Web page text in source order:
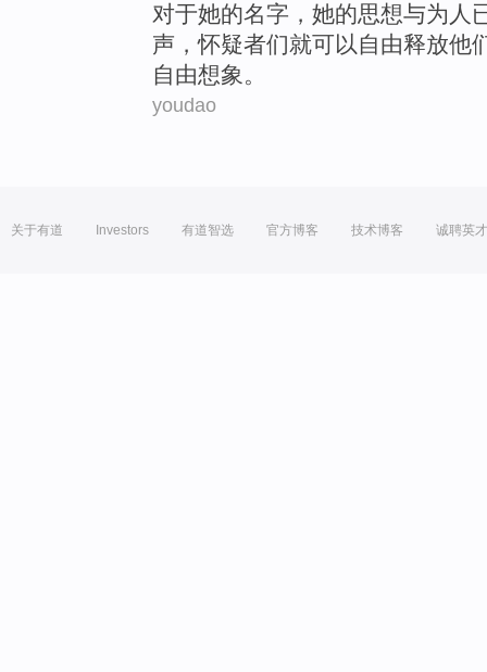
对于她的名字 ，她的思想与为人
声 ，怀疑者们就可以 自由释放他
自由想象。
youdao
关于有道 Investors 有道智选 官方博客 技术博客 诚聘英才